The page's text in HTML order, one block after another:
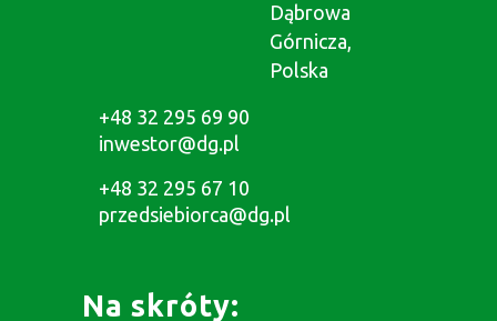
Dąbrowa
Górnicza,
Polska
+48 32 295 69 90
inwestor@dg.pl
+48 32 295 67 10
przedsiebiorca@dg.pl
Na skróty: